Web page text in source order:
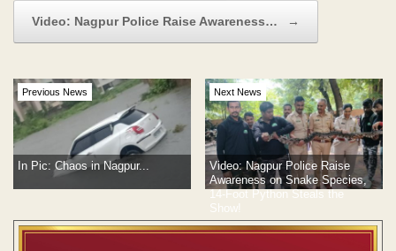
Video: Nagpur Police Raise Awareness… →
Previous News
In Pic: Chaos in Nagpur...
Next News
Video: Nagpur Police Raise
Awareness on Snake Species,
14-Foot Python Steals the
Show!